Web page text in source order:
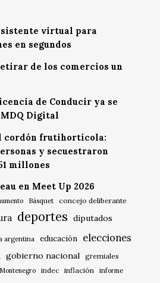
virtual para
en segundos
de los comercios un
de Conducir ya se
Digital
cordón frutihortícola:
y secuestraron
millones
en Meet Up 2026
Básquet concejo deliberante
deportes diputados
argentina educación elecciones
gobierno nacional gremiales
indec inflación informe